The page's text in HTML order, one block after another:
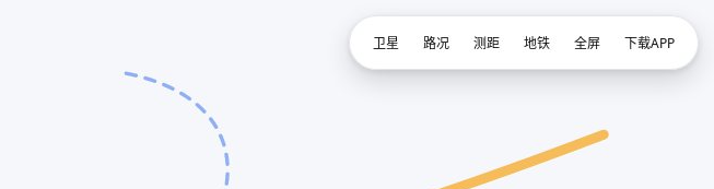
卫星 路况 测距 地铁 全屏 下载APP